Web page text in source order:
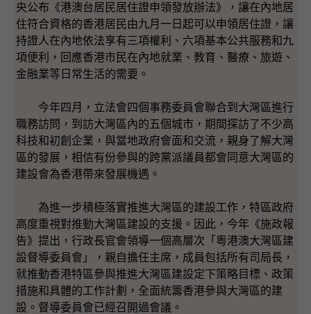
央公布《港澳台居民居住證申領發放辦法》，讓在內地居
住符合資格的香港居民由九月一日起可以申領居住證，讓
持證人在內地依法享有三項權利、六項基本公共服務和九
項便利，回應香港市民在內地就業、教育、醫療、旅遊、
金融業等日常生活的需要。
今年四月，立法會四個事務委員會聯合到大灣區進行
職務訪問，到訪大灣區內的五個城市，期間探訪了不少高
科技和初創企業，與當地政府會面和交流，親身了解大灣
區的發展，相信有份參與的跨黨派議員都會同意大灣區的
建設會為香港帶來發展機遇。
為進一步積極落實推進大灣區的建設工作，特區政府
高度重視對推動大灣區建設的支援。因此，今年《施政報
告》提出，行政長官會領導一個高層次「粵港澳大灣區建
設督導委員會」，親自擔任主席，成員包括所有司局長，
就推動香港特區參與推進大灣區建設定下策略目標、政策
措施和具體的工作計劃，全面統籌香港參與大灣區的建
設。督導委員會已經召開過會議。